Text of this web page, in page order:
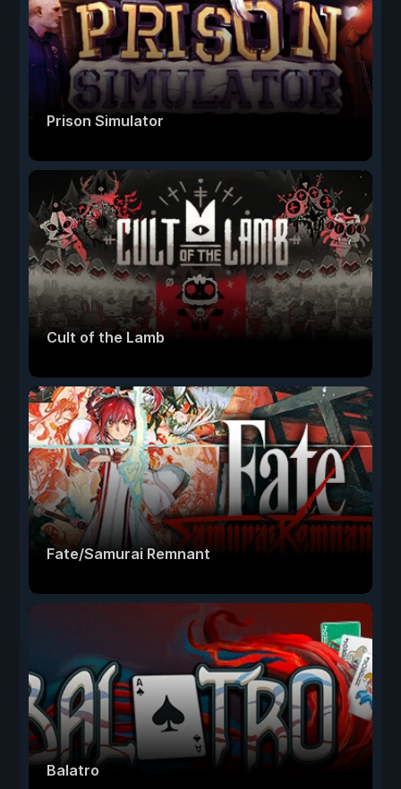
Prison Simulator
Cult of the Lamb
Fate/Samurai Remnant
Balatro